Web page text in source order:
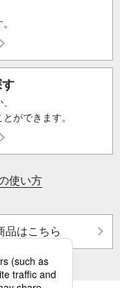
ができます。
使い方
品はこちら